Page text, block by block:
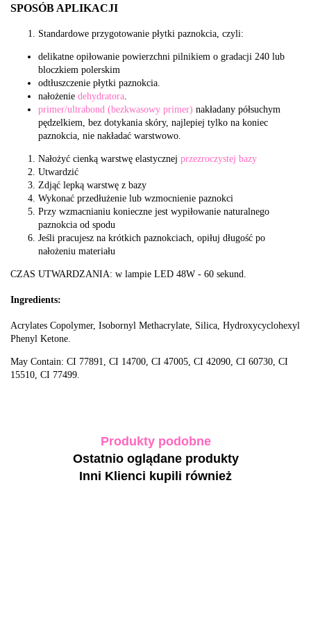
SPOSÓB APLIKACJI
Standardowe przygotowanie płytki paznokcia, czyli:
delikatne opiłowanie powierzchni pilnikiem o gradacji 240 lub
bloczkiem polerskim
odtłuszczenie płytki paznokcia.
nałożenie dehydratora
primer/ultrabond (bezkwasowy primer) nakładany półsuchym
pędzelkiem, bez dotykania skóry, najlepiej tylko na koniec
paznokcia, nie nakładać warstwowo.
Nałożyć cienką warstwę elastycznej przezroczystej bazy
Utwardzić
Zdjąć lepką warstwę z bazy
Wykonać przedłużenie lub wzmocnienie paznokci
Przy wzmacnianiu konieczne jest wypiłowanie naturalnego
paznokcia od spodu
Jeśli pracujesz na krótkich paznokciach, opiłuj długość po
nałożeniu materiału
CZAS UTWARDZANIA: w lampie LED 48W - 60 sekund.
Ingredients:
Acrylates Copolymer, Isobornyl Methacrylate, Silica, Hydroxycyclohexyl
Phenyl Ketone.
May Contain: CI 77891, CI 14700, CI 47005, CI 42090, CI 60730, CI
15510, CI 77499.
Produkty podobne
Ostatnio oglądane produkty
Inni Klienci kupili również